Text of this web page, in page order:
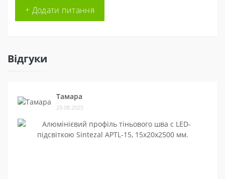
+ Додати питання
Відгуки
Тамара
29.08.2025